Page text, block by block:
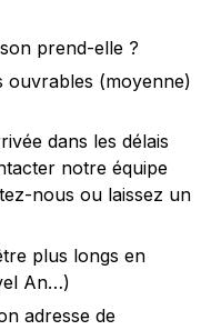
prend-elle ?
ouvrables (moyenne)
dans les délais
notre équipe
nous ou laissez un
plus longs en
An…)
adresse de